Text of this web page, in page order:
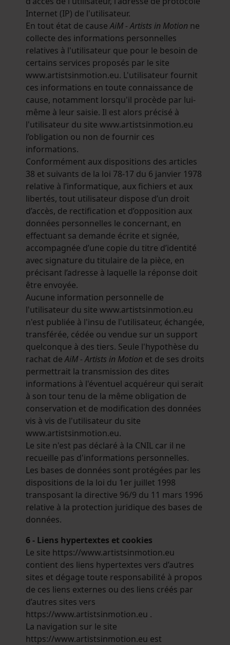
Internet (IP) de l'utilisateur.
En tout état de causeAiM - Artists in Motion ne
collecte des informations personnelles
relatives à l'utilisateur que pour le besoin de
certains services proposés par le site
www.artistsinmotion.eu. L'utilisateur fournit
ces informations en toute connaissance de
cause, notamment lorsqu'il procède par lui-
même à leur saisie. Il est alors précisé à
l'utilisateur du site www.artistsinmotion.eu
l’obligation ou non de fournir ces
informations.
Conformément aux dispositions des articles
38 et suivants de la loi 78-17 du 6 janvier 1978
relative à l’informatique, aux fichiers et aux
libertés, tout utilisateur dispose d’un droit
d’accès, de rectification et d’opposition aux
données personnelles le concernant, en
effectuant sa demande écrite et signée,
accompagnée d’une copie du titre d’identité
avec signature du titulaire de la pièce, en
précisant l’adresse à laquelle la réponse doit
être envoyée.
Aucune information personnelle de
l'utilisateur du site www.artistsinmotion.eu
n'est publiée à l'insu de l'utilisateur, échangée,
transférée, cédée ou vendue sur un support
quelconque à des tiers. Seule l'hypothèse du
rachat deAiM - Artists in Motion et de ses droits
permettrait la transmission des dites
informations à l'éventuel acquéreur qui serait
à son tour tenu de la même obligation de
conservation et de modification des données
vis à vis de l'utilisateur du site
www.artistsinmotion.eu.
Le site n'est pas déclaré à la CNIL car il ne
recueille pas d'informations personnelles.
Les bases de données sont protégées par les
dispositions de la loi du 1er juillet 1998
transposant la directive 96/9 du 11 mars 1996
relative à la protection juridique des bases de
données.
6 - Liens hypertextes et cookies
Le site https://www.artistsinmotion.eu
contient des liens hypertextes vers d’autres
sites et dégage toute responsabilité à propos
de ces liens externes ou des liens créés par
d’autres sites vers
https://www.artistsinmotion.eu .
La navigation sur le site
https://www.artistsinmotion.eu est